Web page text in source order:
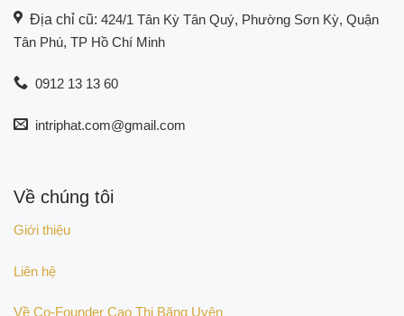
Địa chỉ cũ: 424/1 Tân Kỳ Tân Quý, Phường Sơn Kỳ, Quận
Tân Phú, TP Hồ Chí Minh
0912 13 13 60
intriphat.com@gmail.com
Về chúng tôi
Giới thiệu
Liên hệ
Về Co-Founder Cao Thị Băng Uyên